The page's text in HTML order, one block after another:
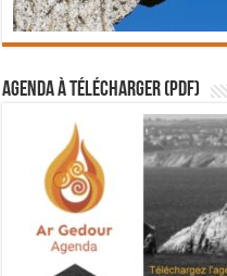
Agenda à télécharger (PDF)